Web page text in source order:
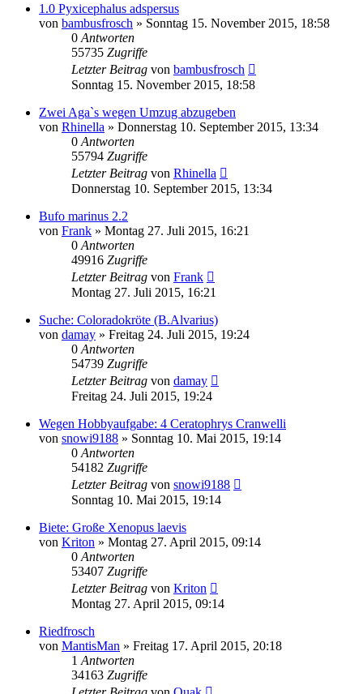
1.0 Pyxicephalus adspersus
von bambusfrosch » Sonntag 15. November 2015, 18:58
0 Antworten
55735 Zugriffe
Letzter Beitrag von bambusfrosch
Sonntag 15. November 2015, 18:58
Zwei Aga`s wegen Umzug abzugeben
von Rhinella » Donnerstag 10. September 2015, 13:34
0 Antworten
55794 Zugriffe
Letzter Beitrag von Rhinella
Donnerstag 10. September 2015, 13:34
Bufo marinus 2.2
von Frank » Montag 27. Juli 2015, 16:21
0 Antworten
49916 Zugriffe
Letzter Beitrag von Frank
Montag 27. Juli 2015, 16:21
Suche: Coloradokröte (B.Alvarius)
von damay » Freitag 24. Juli 2015, 19:24
0 Antworten
54739 Zugriffe
Letzter Beitrag von damay
Freitag 24. Juli 2015, 19:24
Wegen Hobbyaufgabe: 4 Ceratophrys Cranwelli
von snowi9188 » Sonntag 10. Mai 2015, 19:14
0 Antworten
54182 Zugriffe
Letzter Beitrag von snowi9188
Sonntag 10. Mai 2015, 19:14
Biete: Große Xenopus laevis
von Kriton » Montag 27. April 2015, 09:14
0 Antworten
53407 Zugriffe
Letzter Beitrag von Kriton
Montag 27. April 2015, 09:14
Riedfrosch
von MantisMan » Freitag 17. April 2015, 20:18
1 Antworten
34163 Zugriffe